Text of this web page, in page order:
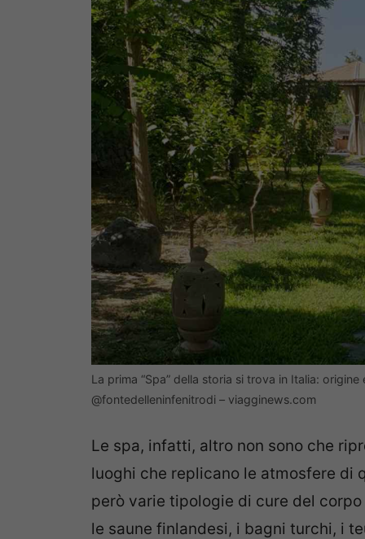
La prima “Spa” della storia si trova in Italia:
@fontedelleninfenitrodi – viagginews.com
Le spa, infatti, altro non sono che
luoghi che replicano le atmosfere di
però varie tipologie di cure del
le saune finlandesi, i bagni turchi, i